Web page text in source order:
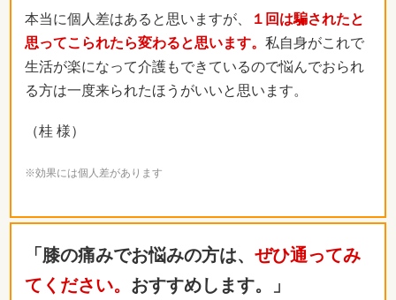
本当に個人差はあると思いますが、
１回は騙されたと
思ってこられたら変わると思います。 私自身がこれで
生活が楽になって介護もできているので悩んでおられ
る方は一度来られたほうがいいと思います。
（桂 様）
※効果には個人差があります
「膝の痛みでお悩みの方は、 ぜひ通ってみ
てください。 おすすめします。」